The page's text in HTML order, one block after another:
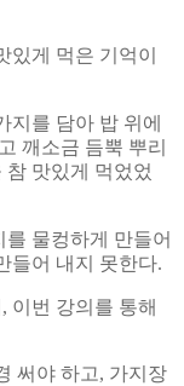
있게 먹은 기억이
지를 담아 밥 위에
깨소금 듬뿍 뿌리
맛있게 먹었었
물컹하게 만들어
들어 내지 못한다.
, 이번 강의를 통해
써야 하고, 가지장